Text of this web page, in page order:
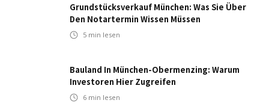
Grundstücksverkauf München: Was Sie Über
Den Notartermin Wissen Müssen
5 min lesen
Bauland In München-Obermenzing: Warum
Investoren Hier Zugreifen
6 min lesen